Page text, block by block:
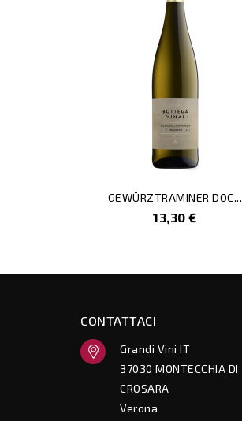
GEWÜRZTRAMINER DOC...
Prezzo
13,30 €
CONTATTACI
Grandi Vini IT
37030 MONTECCHIA DI
CROSARA
Verona